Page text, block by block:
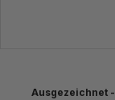
Ausgezeichnet -